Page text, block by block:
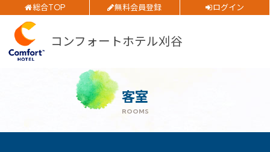
総合TOP 無料会員登録 ログイン
コンフォートホテル刈谷
全プランお得
チェックイン日
チェックアウト日
客室
ROOMS